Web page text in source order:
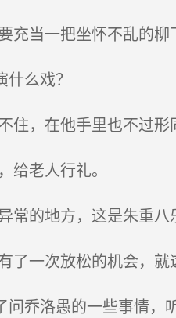
当一把坐怀不乱的柳
么戏？
，在他手里也不过形
老人行礼。
的地方，这是朱重八
一次放松的机会，就
乔洛愚的一些事情，